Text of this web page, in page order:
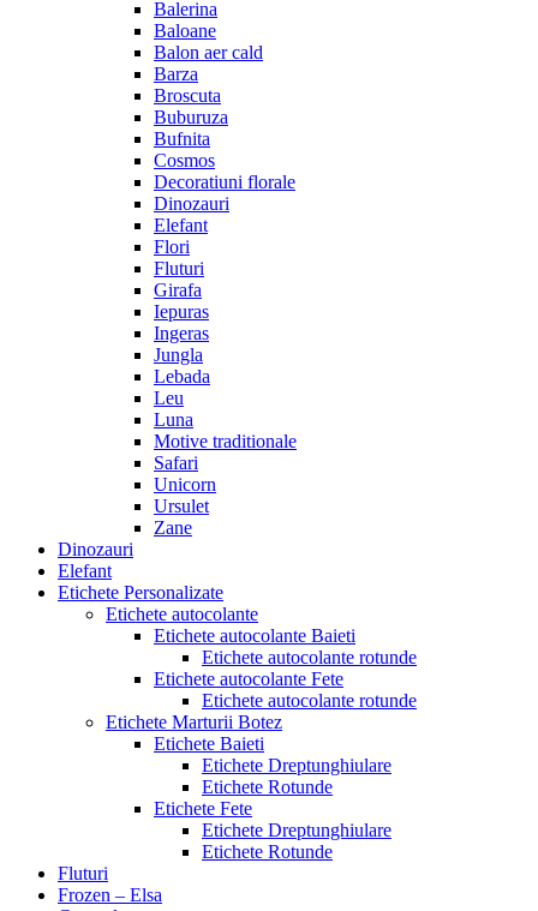
Balerina
Baloane
Balon aer cald
Barza
Broscuta
Buburuza
Bufnita
Cosmos
Decoratiuni florale
Dinozauri
Elefant
Flori
Fluturi
Girafa
Iepuras
Ingeras
Jungla
Lebada
Leu
Luna
Motive traditionale
Safari
Unicorn
Ursulet
Zane
Dinozauri
Elefant
Etichete Personalizate
Etichete autocolante
Etichete autocolante Baieti
Etichete autocolante rotunde
Etichete autocolante Fete
Etichete autocolante rotunde
Etichete Marturii Botez
Etichete Baieti
Etichete Dreptunghiulare
Etichete Rotunde
Etichete Fete
Etichete Dreptunghiulare
Etichete Rotunde
Fluturi
Frozen – Elsa